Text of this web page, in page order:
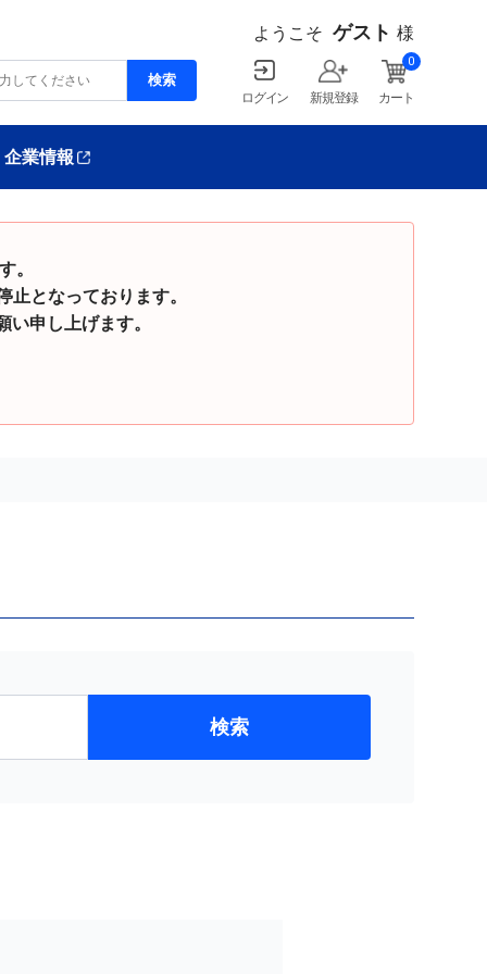
ようこそ ゲスト 様
ログイン 新規登録 カート
0
企業情報
。
なっております。
申し上げます。